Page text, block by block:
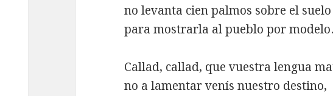
no levanta cien palmos sobre el suelo
para mostrarla al pueblo por
Callad, callad, que vuestra lengua
no a lamentar venís nuestro destino,